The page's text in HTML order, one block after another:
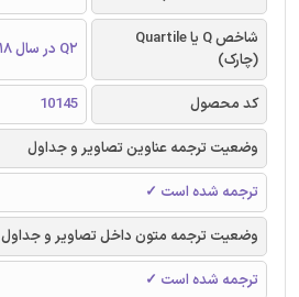
شاخص Q یا Quartile
(چارک)
Q2 در سال 2018
کد محصول
10145
وضعیت ترجمه عناوین تصاویر و جداول
ترجمه شده است ✓
وضعیت ترجمه متون داخل تصاویر و جداول
ترجمه شده است ✓